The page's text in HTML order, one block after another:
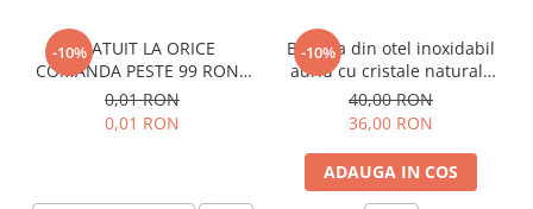
-10%GRATUIT LA ORICE
COMANDA PESTE 99 RON -
Cutie personalizata cadou
Black and Yang
0,01 RON
0,01 RON
-10%
Bratara din otel inoxidabil
auriu cu cristale naturale
de pirita - abundenta,
prosperitate, succes
40,00 RON
36,00 RON
ADAUGA IN COS